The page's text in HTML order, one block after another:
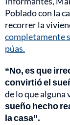
Poblado con la
recorrer la
completamente
púas.
“No, es que
convirtió el
de lo que alguna
sueño hecho
la casa”.